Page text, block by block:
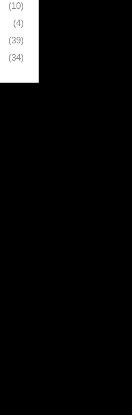
(10)
(4)
(39)
(34)